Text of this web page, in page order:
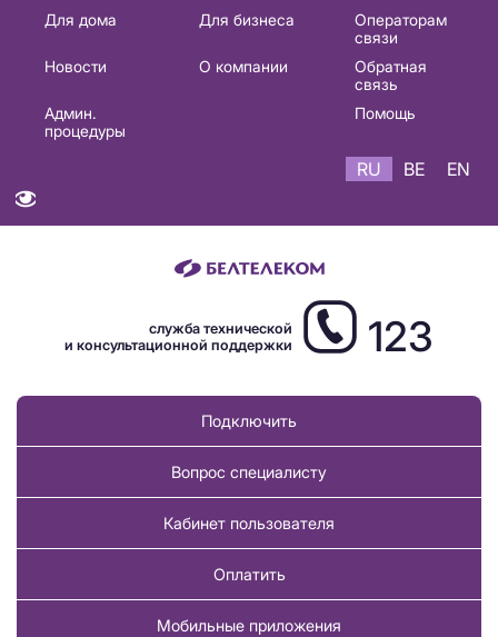
Основная
навигация
Для дома Для бизнеса
Операторам
связи
Новости
О компании
Обратная
связь
Админ.
процедуры
Помощь
RU BE EN
служба технической
и консультационной поддержки
123
Подключить
Вопрос специалисту
Кабинет пользователя
Оплатить
Мобильные приложения